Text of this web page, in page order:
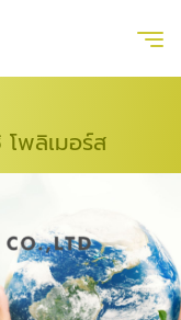
พลิเมอร์ส